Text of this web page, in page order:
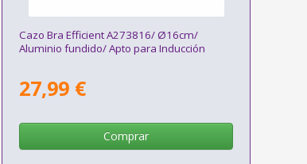
Cazo Bra Efficient A273816/ Ø16cm/
Aluminio fundido/ Apto para Inducción
27,99 €
Comprar